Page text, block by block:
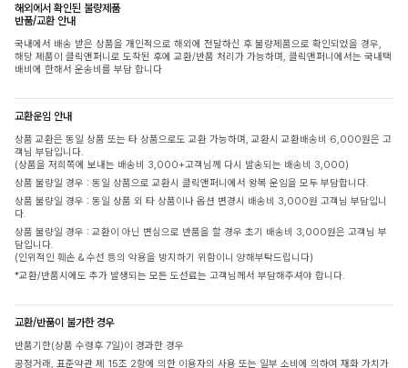
해외에서 확인된 불량제품
반품/교환 안내
국내에서 배송 받은 상품을 개인적으로 해외에 전달하신 후 불량제품으로 확인되었을 경우,
해당 제품이 클릭앤퍼니로 도착된 후에 교환/반품 처리가 가능하며, 클릭앤퍼니에서는 국내택
배비에 한해서 운송비를 부담 합니다
교환운임 안내
상품 교환은 동일 상품 또는 타 상품으로도 교환 가능하며, 교환시 교환배송비 6,000원은 고
객님 부담입니다.
(상품을 저희쪽에 보내는 배송비 3,000+고객님께 다시 발송되는 배송비 3,000)
상품 불량일 경우 : 동일 상품으로 교환시 클릭앤퍼니에서 왕복 운임을 모두 부담합니다.
상품 불량일 경우 : 동일 상품 외 타 상품이나 옵션 변경시 배송비 3,000원 고객님 부담입니
다.
상품 불량일 경우 : 교환이 아닌 변심으로 반품을 할 경우 초기 배송비 3,000원은 고객님 부
담입니다.
(인위적인 훼손 & 수선 등의 악용을 방지하기 위함이니 양해부탁드립니다)
*교환/반품시에도 추가 발생되는 모든 도선료는 고객님께서 부담해주셔야 합니다.
교환/반품이 불가한 경우
반품기한(상품 수령후 7일)이 경과한 경우
공정거래, 표준약관 제 15조 2항에 의한 이용자의 사용 또는 일부 소비에 의하여 재화 가치가